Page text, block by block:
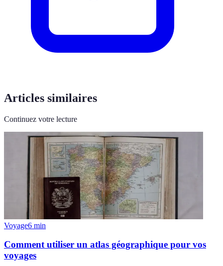
Articles similaires
Continuez votre lecture
Voyage6 min
Comment utiliser un atlas géographique pour vos
voyages